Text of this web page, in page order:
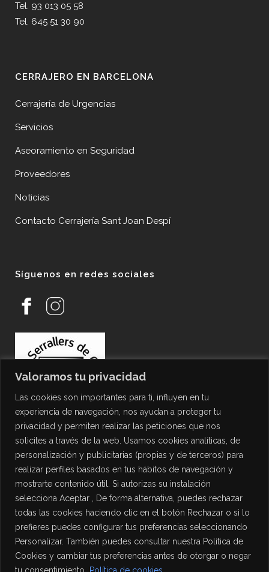
Valoramos tu privacidad
Las cookies son importantes para ti, influyen en tu
experiencia de navegación, nos ayudan a proteger tu
privacidad y permiten realizar las peticiones que nos
solicites a través de la web. Usamos cookies analíticas, de
personalización y publicitarias (propias y de terceros) para
realizar perfiles basados en tus hábitos de navegación y
mostrarte contenido útil. Si autorizas su instalación
selecciona Aceptar , De forma alternativa, puedes rechazar
todas las cookies haciendo clic en el botón Rechazar o si lo
prefieres puedes configurar tus preferencias seleccionando
Personalizar. También puedes consultar nuestra Política de
Cookies y cambiar tus preferencias antes de otorgar o negar
tu consentimiento.
Política de cookies
Tel. 93 013 05 58
Tel. 645 51 30 90
CERRAJERO EN BARCELONA
Cerrajería de Urgencias
Servicios
Aseoramiento en Seguridad
Proveedores
Noticias
Contacto Cerrajería Sant Joan Despí
Síguenos en redes sociales
PROTECCIÓN DE DATOS
Política de Privacidad
Política de Cookies
Aviso Legal